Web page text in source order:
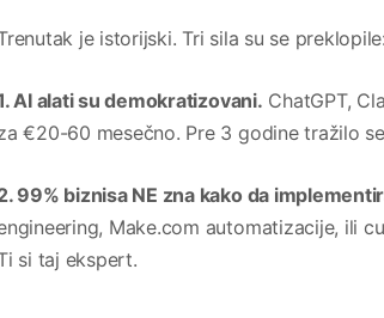
je istorijski. Tri sila su se preklopile:
AI alati su demokratizovani. ChatGPT,
€20-60 mesečno. Pre 3 godine tražilo
99% biznisa NE zna kako da
Make.com automatizacije, ili
si taj ekspert.